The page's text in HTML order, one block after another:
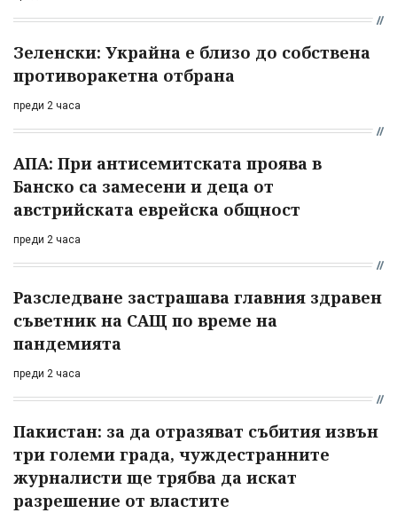
Зеленски: Украйна е близо до собствена
противоракетна отбрана
преди 2 часа
АПА: При антисемитската проява в
Банско са замесени и деца от
австрийската еврейска общност
преди 2 часа
Разследване застрашава главния здравен
съветник на САЩ по време на
пандемията
преди 2 часа
Пакистан: за да отразяват събития извън
три големи града, чуждестранните
журналисти ще трябва да искат
разрешение от властите